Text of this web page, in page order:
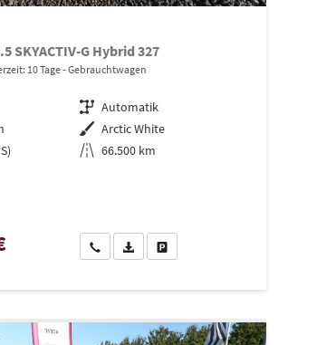
SKYACTIV-G Hybrid 327
10 Tage Gebrauchtwagen
Getriebe Automatik
Außenfarbe Arctic White
Kilometerstand 66.500 km
Wir rufen Sie anPDF-Datei, Fahrzeugexposé drucken
Drucken, parken oder